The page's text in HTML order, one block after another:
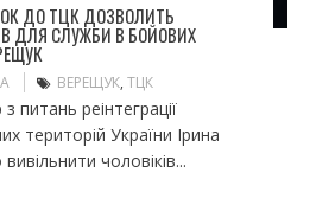
ДО ТЦК ДОЗВОЛИТЬ
ДЛЯ СЛУЖБИ В БОЙОВИХ
ВЕРЕЩУК, ТЦК
питань реінтеграції
територій України Ірина
чоловіків...